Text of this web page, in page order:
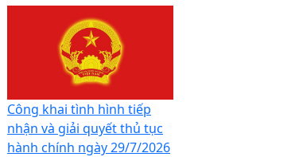
Công khai tình hình tiếp
nhận và giải quyết thủ tục
hành chính ngày 29/7/2026